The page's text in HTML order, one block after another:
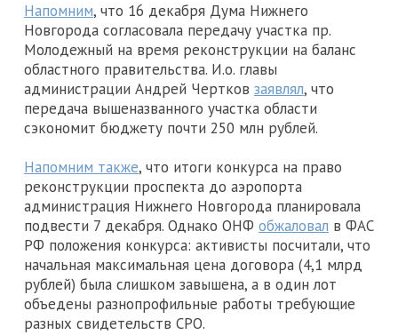
Напомним, что 16 декабря Дума Нижнего
Новгорода согласовала передачу участка пр.
Молодежный на время реконструкции на баланс
областного правительства. И.о. главы
администрации Андрей Чертков заявлял, что
передача вышеназванного участка области
сэкономит бюджету почти 250 млн рублей.
Напомним также, что итоги конкурса на право
реконструкции проспекта до аэропорта
администрация Нижнего Новгорода планировала
подвести 7 декабря. Однако ОНФ обжаловал в ФАС
РФ положения конкурса: активисты посчитали, что
начальная максимальная цена договора (4,1 млрд
рублей) была слишком завышена, а в один лот
объедены разнопрофильные работы требующие
разных свидетельств СРО.